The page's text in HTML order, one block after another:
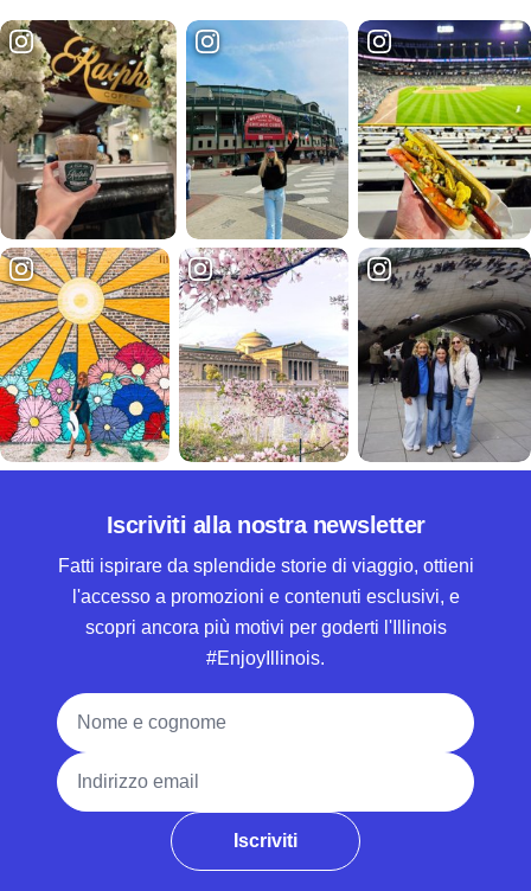
Iscriviti alla nostra newsletter
Fatti ispirare da splendide storie di viaggio, ottieni
l'accesso a promozioni e contenuti esclusivi, e
scopri ancora più motivi per goderti l'Illinois
#EnjoyIllinois.
Nome e cognome
Indirizzo email
Iscriviti